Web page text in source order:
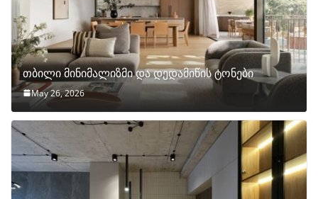
თბილი მინიმალიზმი და დედამიწის ტონები
May 26, 2026